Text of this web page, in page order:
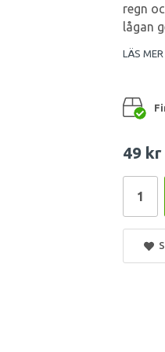
regn
lågan
LÄS MER
49 kr